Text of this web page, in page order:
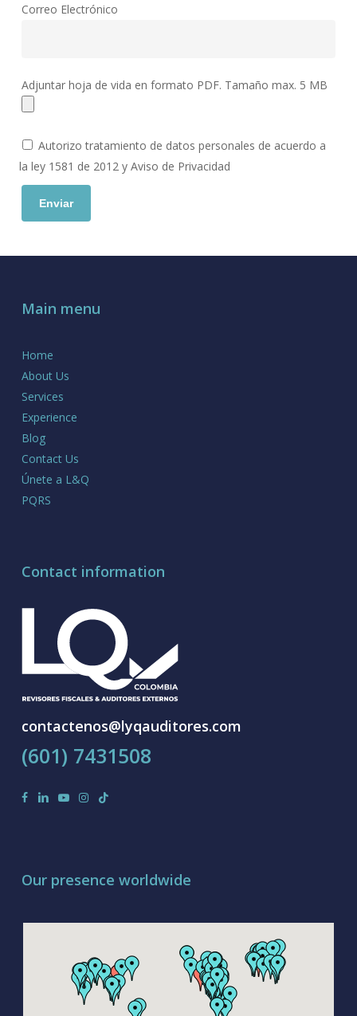
Correo Electrónico
Adjuntar hoja de vida en formato PDF. Tamaño max. 5 MB
Autorizo tratamiento de datos personales de acuerdo a
la ley 1581 de 2012 y Aviso de Privacidad
Main menu
Home
About Us
Services
Experience
Blog
Contact Us
Únete a L&Q
PQRS
Contact information
contactenos@lyqauditores.com
(601) 7431508
facebook
linkedinyoutubeinstagram
tiktok
Our presence worldwide